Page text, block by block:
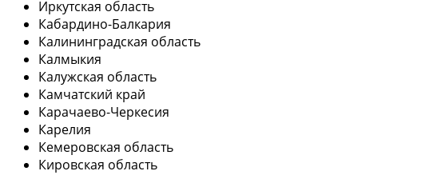
Иркутская область
Кабардино-Балкария
Калининградская область
Калмыкия
Калужская область
Камчатский край
Карачаево-Черкесия
Карелия
Кемеровская область
Кировская область